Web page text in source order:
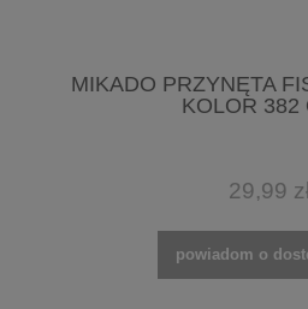
MIKADO PRZYNĘTA
KOLOR 382
29,99
powiadom o